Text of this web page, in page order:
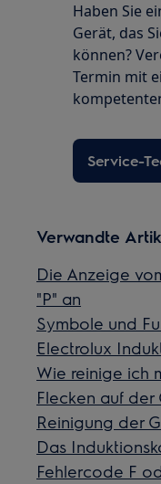
Haben Sie
Gerät, das
können?
Termin mit
Service-
Verwandte
Die Anzeige
"P" an
Symbole und
Electrolux
Wie reinige ich
Flecken auf der
Reinigung der
Das
Fehlercode F